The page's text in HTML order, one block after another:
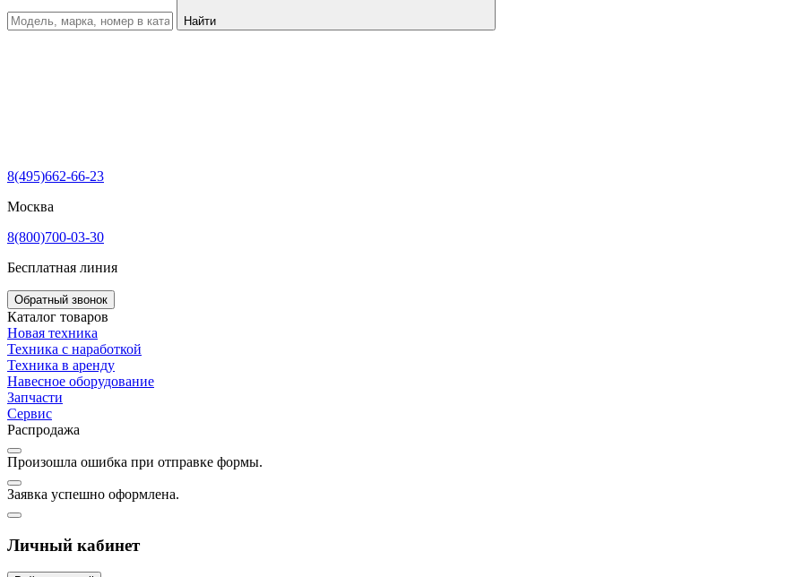
Найти
8(495)662-66-23
Москва
8(800)700-03-30
Бесплатная линия
Обратный звонок
Каталог товаров
Новая техника
Техника с наработкой
Техника в аренду
Навесное оборудование
Запчасти
Сервис
Распродажа
Произошла ошибка при отправке формы.
Заявка успешно оформлена.
Личный кабинет